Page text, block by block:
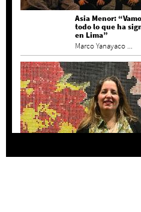
Asia Menor:
todo lo que ha
en Lima”
Marco Yanayaco ...